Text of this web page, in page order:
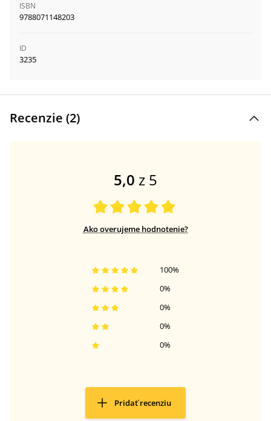
ISBN
9788071148203
ID
3235
Recenzie (2)
5,0 z 5
Ako overujeme hodnotenie?
0%
0%
0%
0%
100%
Pridať recenziu